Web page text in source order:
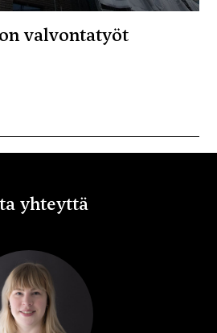
valvontatyöt
yhteyttä